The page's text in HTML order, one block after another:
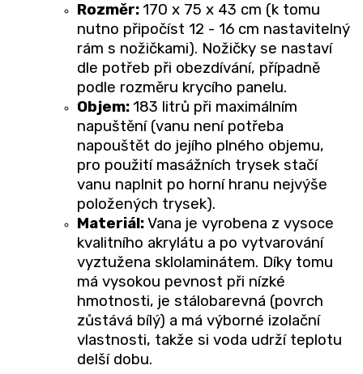
Rozměr:170 x 75 x 43 cm (k tomu
nutno připočíst 12 - 16 cm nastavitelný
rám s nožičkami). Nožičky se nastaví
dle potřeb při obezdívání, případně
podle rozměru krycího panelu.
Objem:183 litrů při maximálním
napuštění (vanu není potřeba
napouštět do jejího plného objemu,
pro použití masážních trysek stačí
vanu naplnit po horní hranu nejvýše
položených trysek).
Materiál:Vana je vyrobena z vysoce
kvalitního akrylátu a po vytvarování
vyztužena sklolaminátem. Díky tomu
má vysokou pevnost při nízké
hmotnosti, je stálobarevná (povrch
zůstává bílý) a má výborné izolační
vlastnosti, takže si voda udrží teplotu
delší dobu.